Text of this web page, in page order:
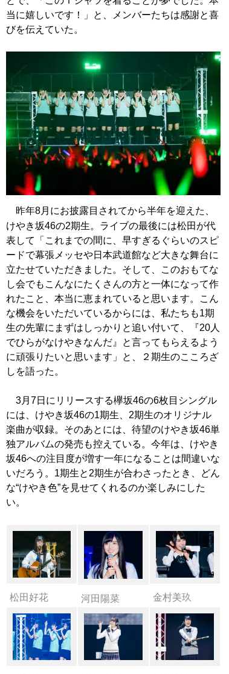
当に嬉しいです！」と、メンバーたちは感謝と喜
びを伝えていた。
昨年8月にお披露目されてから半年を迎えた、
けやき坂46の2期生。ライブの最後には松田が代
表して「これまでの間に、早すぎるぐらいのスピ
ードで幕張メッセや日本武道館など大きな舞台に
立たせていただきました。そして、このおもてな
し会でもこんなにたくさんの方と一体になって作
れたこと、本当に恵まれていると思います。こん
な機会をいただいているからには、私たちも1期
生の先輩にまずはしっかりと追い付いて、『20人
でひらがなけやきなんだ』と言ってもらえるよう
に頑張りたいと思います」と、２期生のこころざ
しを語った。
3月7日にリリースする欅坂46の6枚目シングル
には、けやき坂46の1期生、2期生のオリジナル
楽曲が収録。そのあとには、待望のけやき坂46単
独アルバムの発売も控えている。今年は、けやき
坂46への注目度が増す一年になることは間違いな
いだろう。1期生と2期生が合わさったとき、どん
な“けやき色”を見せてくれるのか楽しみにした
い。
松田好花 河田陽菜 金村美玖